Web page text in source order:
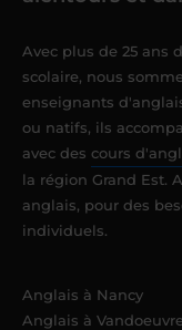
Avec plus de 25 ans
scolaire, nous
enseignants
ou natifs, ils
avec des cours
la région Grand Est.
anglais, pour des
individuels.
Anglais à Nancy
Anglais à